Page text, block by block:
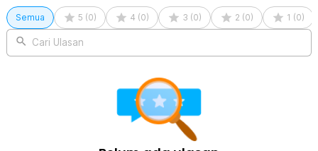
Semua 5 (0) 4 (0) 3 (0) 2 (0) 1 (0)
Cari Ulasan